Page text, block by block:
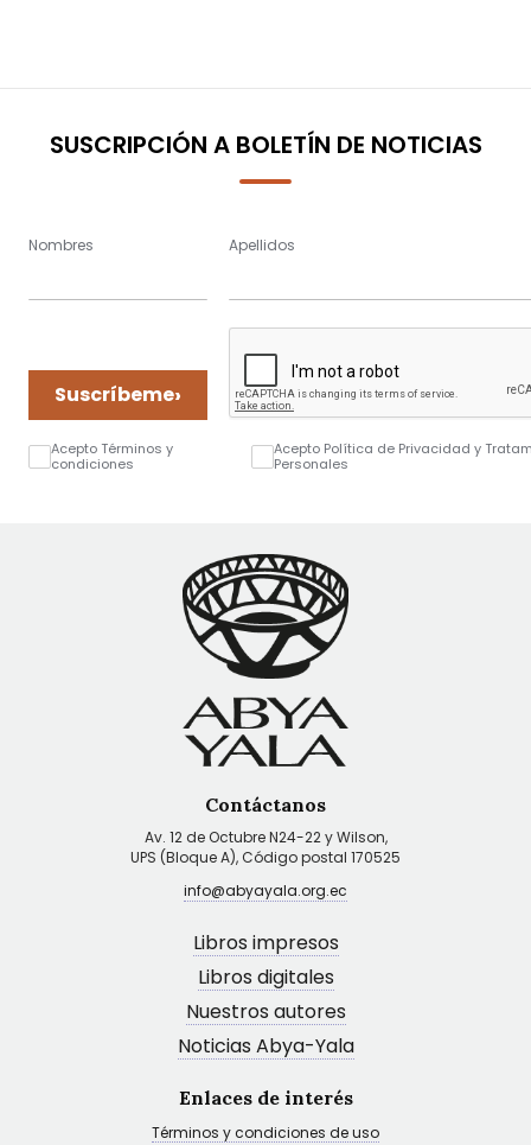
SUSCRIPCIÓN A BOLETÍN DE NOTICIAS
Nombres Apellidos
Suscríbeme›
Acepto Términos y
condiciones
Acepto Política de Privacidad y
Personales
Contáctanos
Av. 12 de Octubre N24-22 y Wilson,
UPS (Bloque A), Código postal 170525
info@abyayala.org.ec
Libros impresos
Libros digitales
Nuestros autores
Noticias Abya-Yala
Enlaces de interés
Términos y condiciones de uso